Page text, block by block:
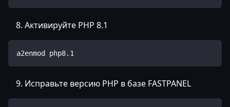
Активируйте PHP 8.1
a2enmod php8.1
Исправьте версию PHP в базе FASTPANEL